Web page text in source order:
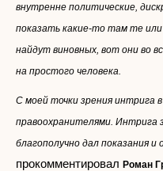
внутренне политические,
показать какие-то там те
найдут виновных, вот они во
на простого человека.
С моей точки зрения интрига
правоохранителями. Интрига
благополучно дал показания и
прокомментировал Роман